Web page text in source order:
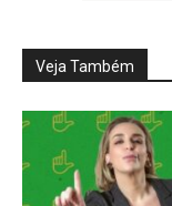
Veja Também